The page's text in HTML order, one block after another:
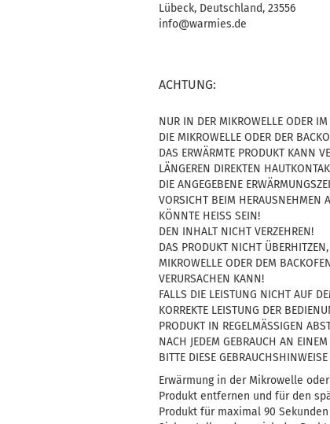
Lübeck, Deutschland, 23556
info@warmies.de
ACHTUNG:
NUR IN DER MIKROWELLE ODER
DIE MIKROWELLE ODER DER
DAS ERWÄRMTE PRODUKT KANN
LÄNGEREN DIREKTEN
DIE ANGEGEBENE
VORSICHT BEIM HERAUSNEHMEN
KÖNNTE HEISS SEIN!
DEN INHALT NICHT VERZEHREN!
DAS PRODUKT NICHT
MIKROWELLE ODER DEM
VERURSACHEN KANN!
FALLS DIE LEISTUNG NICHT AUF
KORREKTE LEISTUNG DER
PRODUKT IN REGELMÄSSIGEN
NACH JEDEM GEBRAUCH AN
BITTE DIESE
Erwärmung in der Mikrowelle
Produkt entfernen und für den
Produkt für maximal 90